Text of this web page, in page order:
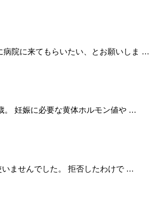
病院に来てもらいたい、とお願いしま …
。 妊娠に必要な黄体ホルモン値や …
ませんでした。 拒否したわけで …